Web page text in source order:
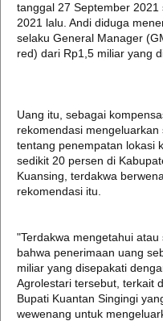
tanggal 27 September
2021 lalu. Andi diduga
selaku General Manager
red) dari Rp1,5 miliar yang
Uang itu, sebagai
rekomendasi
tentang penempatan lokasi
sedikit 20 persen di
Kuansing, terdakwa
rekomendasi itu.
"Terdakwa mengetahui
bahwa penerimaan uang
miliar yang disepakati
Agrolestari tersebut, terkait
Bupati Kuantan Singingi
wewenang untuk